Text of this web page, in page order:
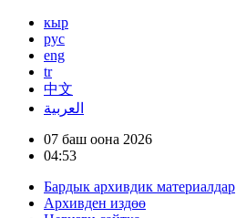
кыр
рус
eng
tr
中文
العربية
07 баш оона 2026
04:53
Бардык архивдик материалдар
Архивден издөө